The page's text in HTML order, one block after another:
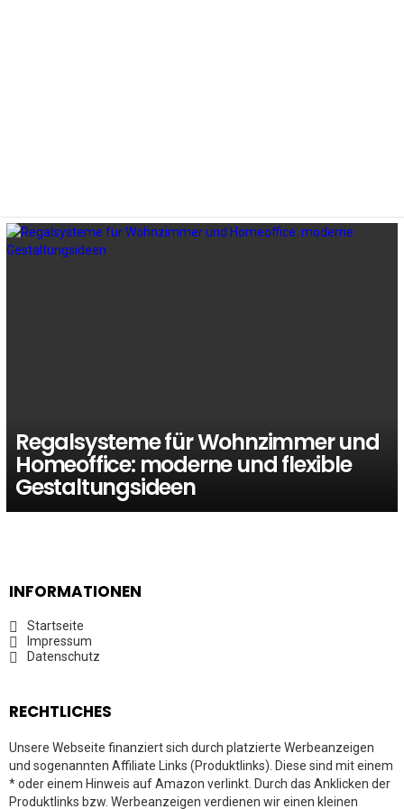
LATEST
Regalsysteme für Wohnzimmer und
Homeoffice: moderne und flexible
Gestaltungsideen
INFORMATIONEN
Startseite
Impressum
Datenschutz
RECHTLICHES
Unsere Webseite finanziert sich durch platzierte Werbeanzeigen
und sogenannten Affiliate Links (Produktlinks). Diese sind mit einem
* oder einem Hinweis auf Amazon verlinkt. Durch das Anklicken der
Produktlinks bzw. Werbeanzeigen verdienen wir einen kleinen